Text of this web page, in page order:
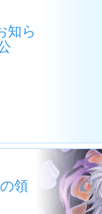
知ら
領